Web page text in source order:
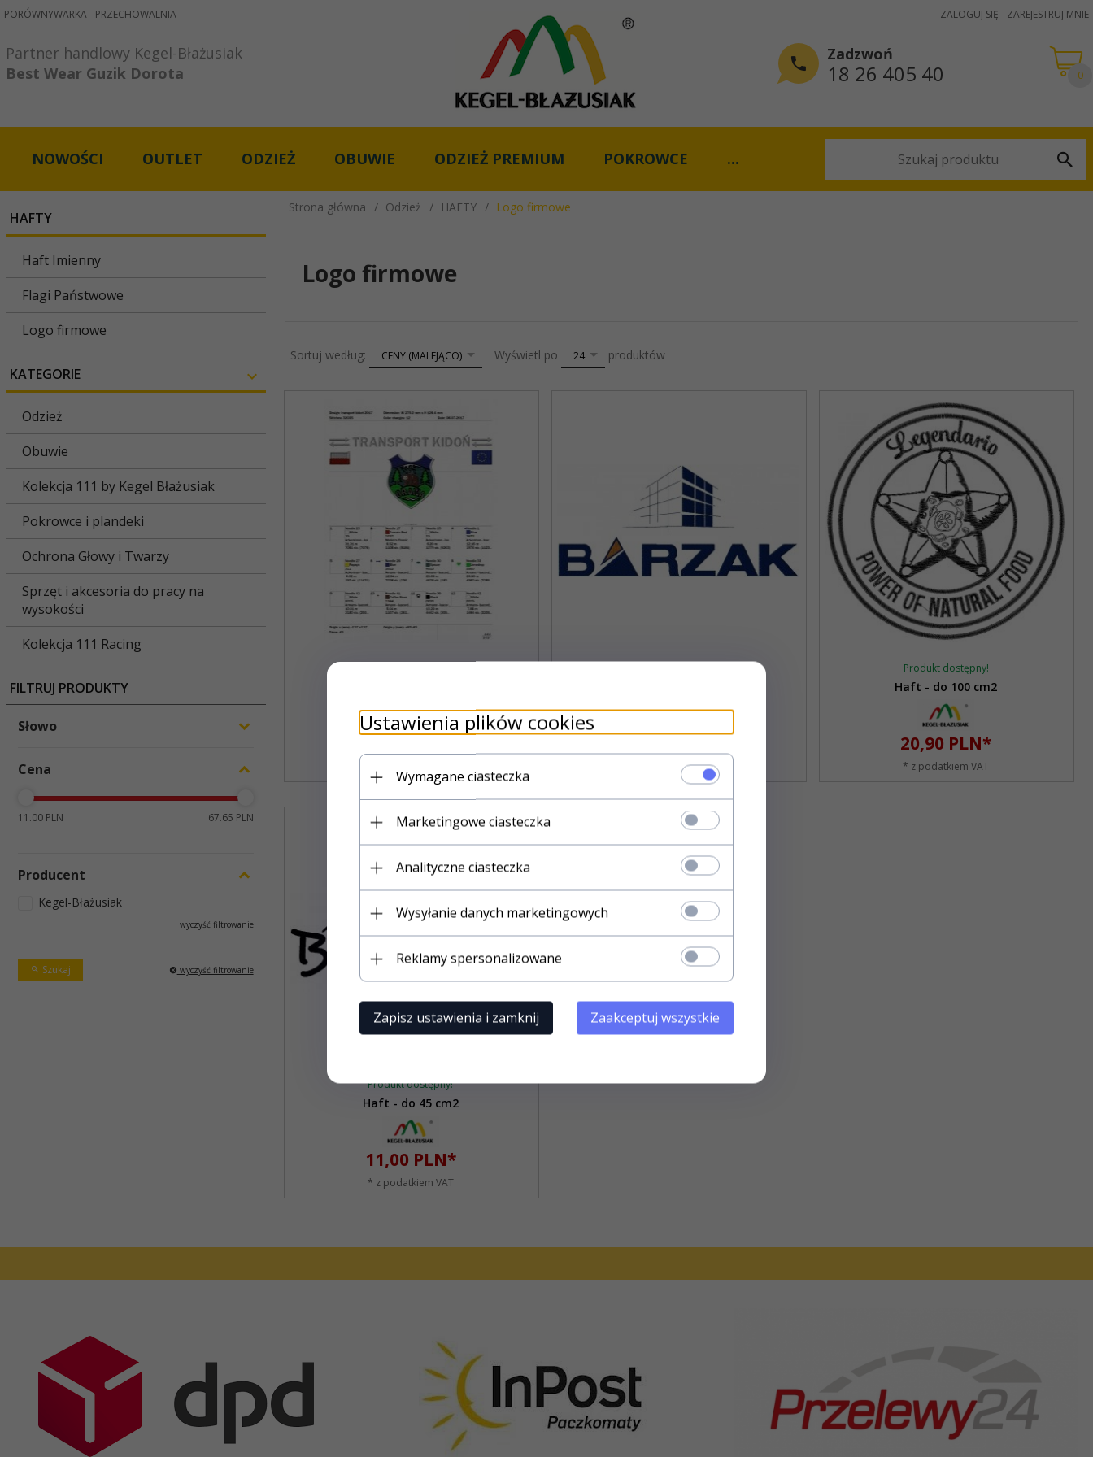
PORÓWNYWARKA PRZECHOWALNIA ZALOGUJ SIĘ ZAREJESTRUJ MNIE
Partner handlowy Kegel-Błażusiak
Best Wear Guzik Dorota
Zadzwoń
18 26 405 40 0
NOWOŚCI OUTLET ODZIEŻ OBUWIE ODZIEŻ PREMIUM POKROWCE ...
HAFTY
Haft Imienny
Flagi Państwowe
Logo firmowe
KATEGORIE
Odzież
Obuwie
Kolekcja 111 by Kegel Błażusiak
Pokrowce i plandeki
Ochrona Głowy i Twarzy
Sprzęt i akcesoria do pracy na
wysokości
Kolekcja 111 Racing
FILTRUJ PRODUKTY
Słowo
Cena
11.00 PLN 67.65 PLN
Producent
Kegel-Błażusiak
wyczyść filtrowanie
Szukaj wyczyść filtrowanie
Strona główna Odzież HAFTY Logo firmowe
Logo firmowe
Sortuj według: sortCENY (MALEJĄCO) Wyświetl po pop24 produktów
67,65PLN* 34,20PLN*
* z podatkiem VAT
Produkt dostępny!
Haft - do 100 cm2
20,90 PLN*
* z podatkiem VAT
Produkt dostępny!
Haft - do 45 cm2
11,00 PLN*
* z podatkiem VAT
Ustawienia plików cookies
Wymagane ciasteczka
Marketingowe ciasteczka
Analityczne ciasteczka
Wysyłanie danych marketingowych
Reklamy spersonalizowane
Zapisz ustawienia i zamknij Zaakceptuj wszystkie